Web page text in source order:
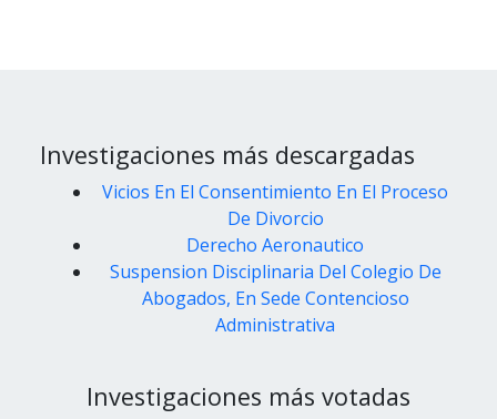
Investigaciones más descargadas
Vicios En El Consentimiento En El Proceso
De Divorcio
Derecho Aeronautico
Suspension Disciplinaria Del Colegio De
Abogados, En Sede Contencioso
Administrativa
Investigaciones más votadas